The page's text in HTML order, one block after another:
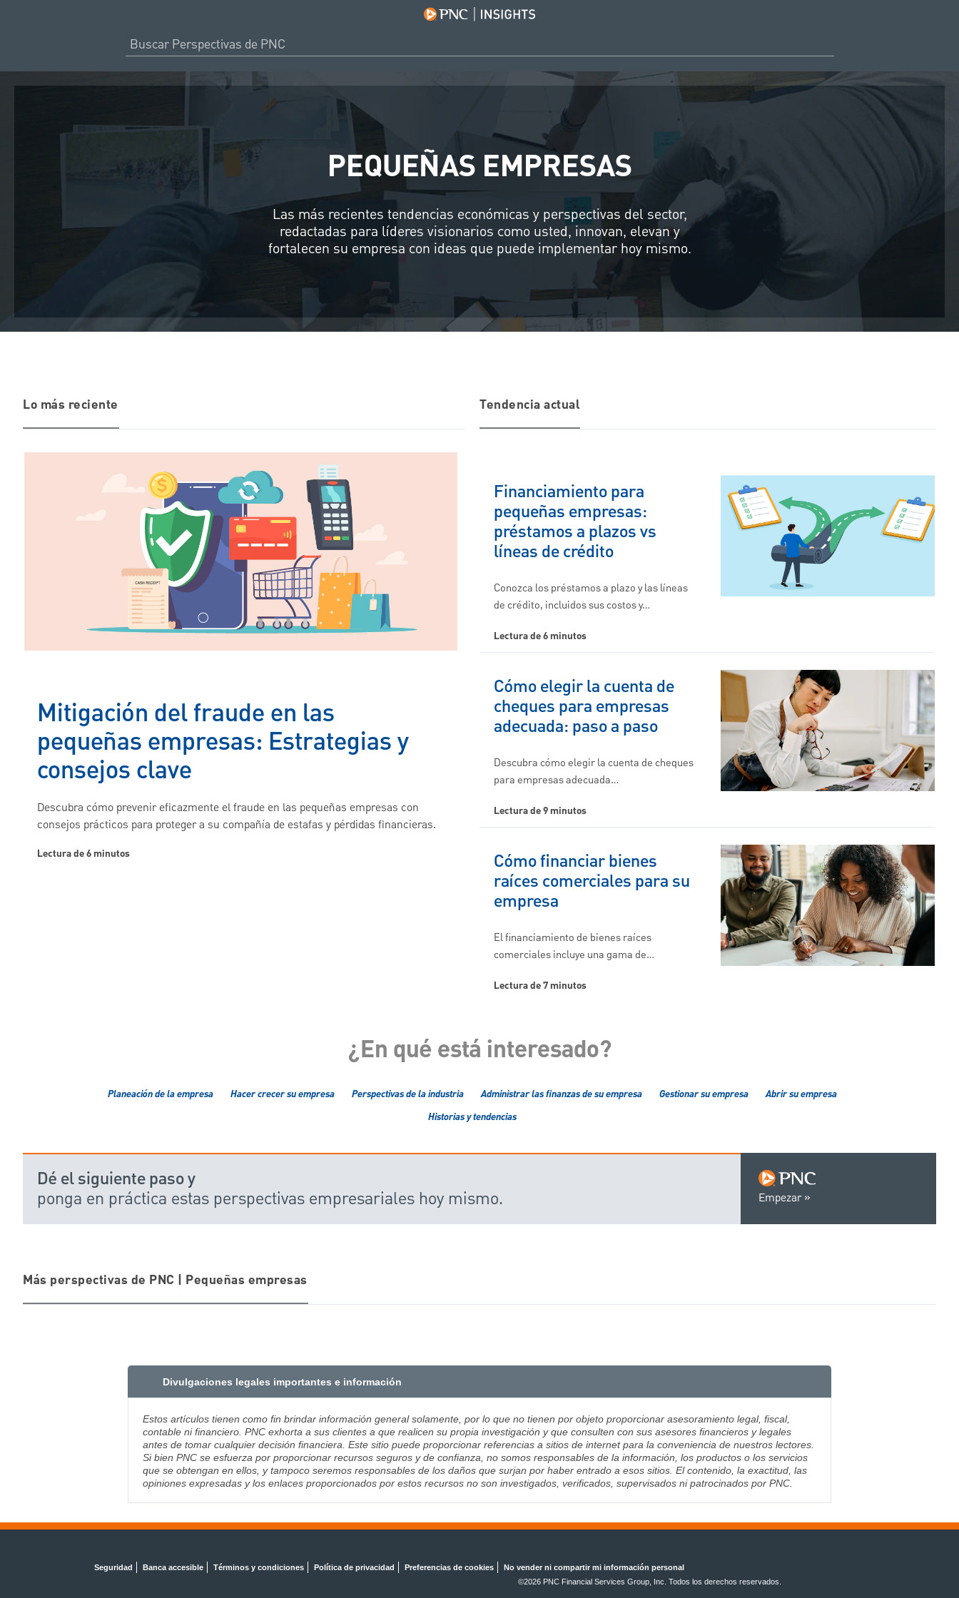
PEQUEÑAS EMPRESAS
Las más recientes tendencias económicas y perspectivas del sector,
redactadas para líderes visionarios como usted, innovan, elevan y
fortalecen su empresa con ideas que puede implementar hoy mismo.
Lo más reciente
Mitigación del fraude en las
pequeñas empresas: Estrategias y
consejos clave
Descubra cómo prevenir eficazmente el fraude en las pequeñas empresas con
consejos prácticos para proteger a su compañía de estafas y pérdidas financieras.
Lectura de 6 minutos
Tendencia actual
Financiamiento para
pequeñas empresas:
préstamos a plazos vs
líneas de crédito
Conozca los préstamos a plazo y las líneas
de crédito, incluidos sus costos y…
Lectura de 6 minutos
Cómo elegir la cuenta de
cheques para empresas
adecuada: paso a paso
Descubra cómo elegir la cuenta de cheques
para empresas adecuada…
Lectura de 9 minutos
Cómo financiar bienes
raíces comerciales para su
empresa
El financiamiento de bienes raíces
comerciales incluye una gama de…
Lectura de 7 minutos
¿En qué está interesado?
Planeación de la empresa Hacer crecer su empresa Perspectivas de la industria Administrar las finanzas de su empresa Gestionar su empresa
Abrir su empresa
Historias y tendencias
Empezar
Dé el siguiente paso y
ponga en práctica estas perspectivas empresariales hoy mismo.
Más perspectivas de PNC | Pequeñas empresas
Divulgaciones legales importantes e información
Estos artículos tienen como fin brindar información general solamente, por lo que no tienen por objeto proporcionar asesoramiento legal, fiscal,
contable ni financiero. PNC exhorta a sus clientes a que realicen su propia investigación y que consulten con sus asesores financieros y legales
antes de tomar cualquier decisión financiera. Este sitio puede proporcionar referencias a sitios de internet para la conveniencia de nuestros lectores.
Si bien PNC se esfuerza por proporcionar recursos seguros y de confianza, no somos responsables de la información, los productos o los servicios
que se obtengan en ellos, y tampoco seremos responsables de los daños que surjan por haber entrado a esos sitios. El contenido, la exactitud, las
opiniones expresadas y los enlaces proporcionados por estos recursos no son investigados, verificados, supervisados ni patrocinados por PNC.
Seguridad Banca accesible Términos y condiciones Política de privacidad Preferencias de cookies
No vender ni compartir mi información personal
©2026 PNC Financial Services Group, Inc. Todos los derechos reservados.